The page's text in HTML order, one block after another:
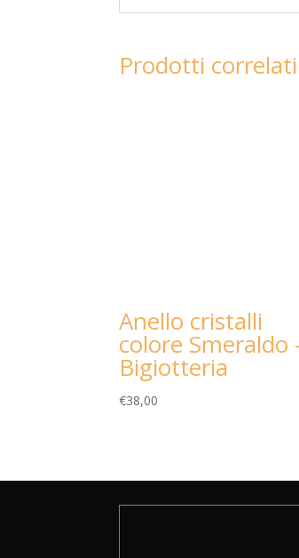
Prodotti correlati
Anello cristalli
colore Smeraldo
Bigiotteria
€38,00